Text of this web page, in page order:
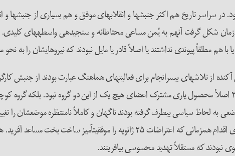
تاریخ هم اکثر جنبش­ها و انقلاب­های موفق و هم بسیاری از جنبش­­ها و
هم مطلقاً پیوندی نداشتند یا اصلاً قادر یا مایل نبودند که نیروهای­شان را به نحو
از تلاش­های بی­سرانجام برای فعالیت­های هماهنگ عبارت بودند از جنبش
که موفقیت­شان در اقدامات هماهنگ طی زمستان سال ۲۰۱۱ اصلاً محصول یاری مشترک اعضای هیچ یک از این
به لحاظ سیاسی بی­طرف گرفته بودند ناگهان و کاملاً نامنتظره موضع­شان را
حقیقت، در نقش مجاری اصلیِ اطلاعات ظاهر شدند که برای اقدام همزمانی که
نبودند که مستقلاً تهدید محسوسی بیافرینند.